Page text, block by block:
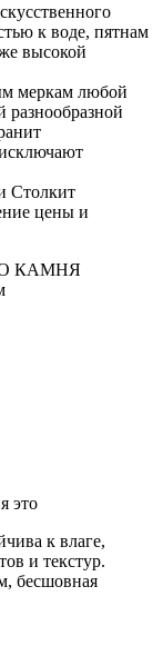
к воде, пятнам
высокой
меркам любой
разнообразной
Столкит
цены и
КАМНЯ
это
к влаге,
и текстур.
бесшовная